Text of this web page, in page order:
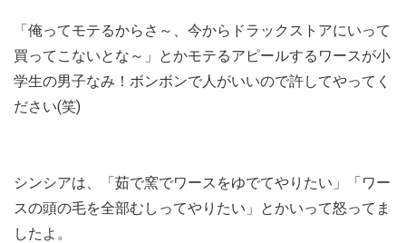
「俺ってモテるからさ～、今からドラックストアにいって
買ってこないとな～」とかモテるアピールするワースが小
学生の男子なみ！ボンボンで人がいいので許してやってく
ださい(笑)
シンシアは、「茹で窯でワースをゆでてやりたい」「ワー
スの頭の毛を全部むしってやりたい」とかいって怒ってま
したよ。